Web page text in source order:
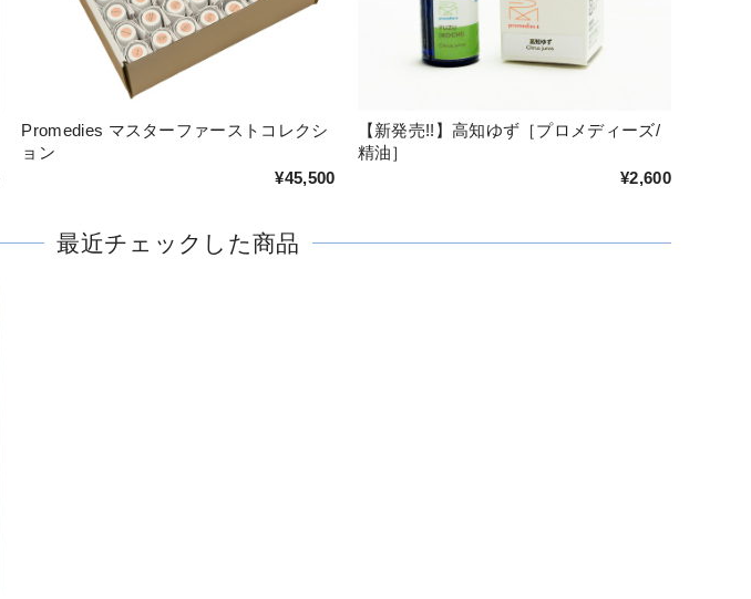
Promedies マスターファーストコレクシ
ョン
¥45,500
【新発売!!】高知ゆず［プロメディーズ/
精油］
¥2,600
最近チェックした商品